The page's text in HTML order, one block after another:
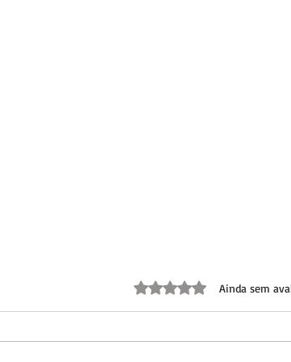
Avaliado com 0 de 5
Ainda sem